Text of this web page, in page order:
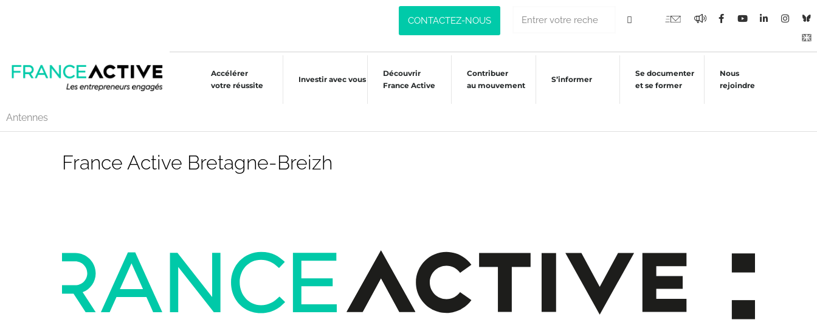
CONTACTEZ-NOUS
Accélérer
votre réussite
Investir avec vous
Découvrir
France Active
Contribuer
au mouvement
S’informer
Se documenter
et se former
Nous
rejoindre
Antennes
France Active Bretagne-Breizh